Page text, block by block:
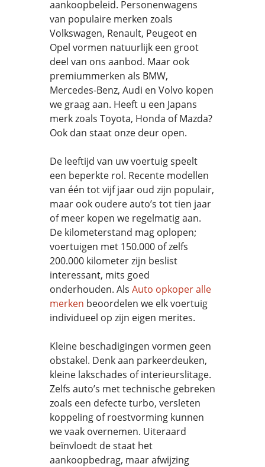
aankoopbeleid. Personenwagens
van populaire merken zoals
Volkswagen, Renault, Peugeot en
Opel vormen natuurlijk een groot
deel van ons aanbod. Maar ook
premiummerken als BMW,
Mercedes-Benz, Audi en Volvo kopen
we graag aan. Heeft u een Japans
merk zoals Toyota, Honda of Mazda?
Ook dan staat onze deur open.
De leeftijd van uw voertuig speelt
een beperkte rol. Recente modellen
van één tot vijf jaar oud zijn populair,
maar ook oudere auto’s tot tien jaar
of meer kopen we regelmatig aan.
De kilometerstand mag oplopen;
voertuigen met 150.000 of zelfs
200.000 kilometer zijn beslist
interessant, mits goed
onderhouden. Als Auto opkoper alle
merken beoordelen we elk voertuig
individueel op zijn eigen merites.
Kleine beschadigingen vormen geen
obstakel. Denk aan parkeerdeuken,
kleine lakschades of interieurslitage.
Zelfs auto’s met technische gebreken
zoals een defecte turbo, versleten
koppeling of roestvorming kunnen
we vaak overnemen. Uiteraard
beïnvloedt de staat het
aankoopbedrag, maar afwijzing